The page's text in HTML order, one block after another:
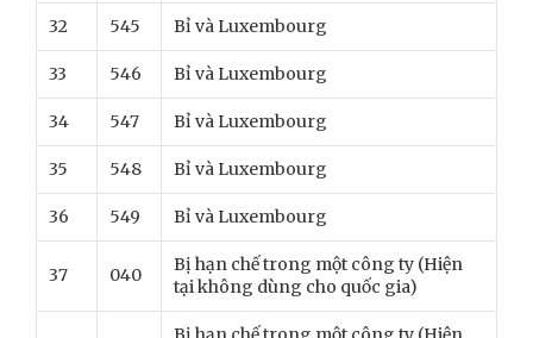
32 545 Bỉ và Luxembourg
33 546 Bỉ và Luxembourg
34 547 Bỉ và Luxembourg
35 548 Bỉ và Luxembourg
36 549 Bỉ và Luxembourg
37 040
Bị hạn chế trong một công ty (Hiện
tại không dùng cho quốc gia)